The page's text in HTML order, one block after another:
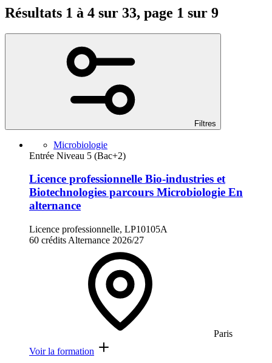
Résultats 1 à 4 sur 33, page 1 sur 9
Filtres
Microbiologie
Entrée Niveau 5 (Bac+2)
Licence professionnelle Bio-industries et
Biotechnologies parcours Microbiologie En
alternance
Licence professionnelle, LP10105A
60 crédits Alternance 2026/27
Paris
Voir la formation